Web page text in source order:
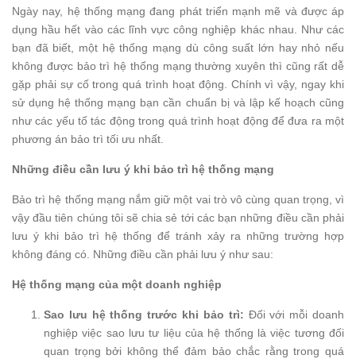
Ngày nay, hệ thống mạng đang phát triển mạnh mẽ và được áp
dụng hầu hết vào các lĩnh vực công nghiệp khác nhau. Như các
bạn đã biết, một hệ thống mạng dù công suất lớn hay nhỏ nếu
không được bảo trì hệ thống mạng thường xuyên thì cũng rất dễ
gặp phải sự cố trong quá trình hoạt động. Chính vì vậy, ngay khi
sử dụng hệ thống mạng bạn cần chuẩn bị và lập kế hoạch cũng
như các yếu tố tác động trong quá trình hoạt động để đưa ra một
phương án bảo trì tối ưu nhất.
Những điều cần lưu ý khi bảo trì hệ thống mạng
Bảo trì hệ thống mạng nắm giữ một vai trò vô cùng quan trọng, vì
vậy đầu tiên chúng tôi sẽ chia sẻ tới các bạn những điều cần phải
lưu ý khi bảo trì hệ thống để tránh xảy ra những trường hợp
không đáng có. Những điều cần phải lưu ý như sau:
Hệ thống mạng của một doanh nghiệp
Sao lưu hệ thống trước khi bảo trì: Đối với mỗi doanh
nghiệp việc sao lưu tư liệu của hệ thống là việc tương đối
quan trọng bởi không thể đảm bảo chắc rằng trong quá